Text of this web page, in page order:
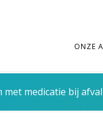
ONZE
met medicatie bij